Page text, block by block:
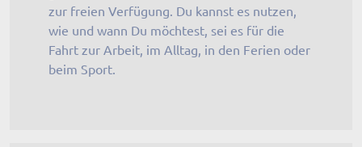
zur freien Verfügung. Du kannst es nutzen,
wie und wann Du möchtest, sei es für die
Fahrt zur Arbeit, im Alltag, in den Ferien oder
beim Sport.